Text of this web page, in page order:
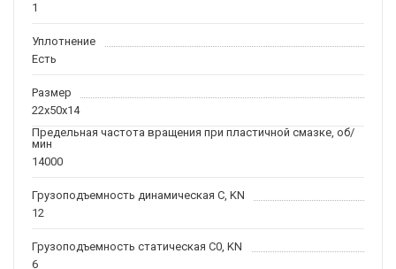
1
Уплотнение
Есть
Размер
22x50x14
Предельная частота вращения при пластичной смазке, об/
мин
14000
Грузоподъемность динамическая C, KN
12
Грузоподъемность статическая C0, KN
6